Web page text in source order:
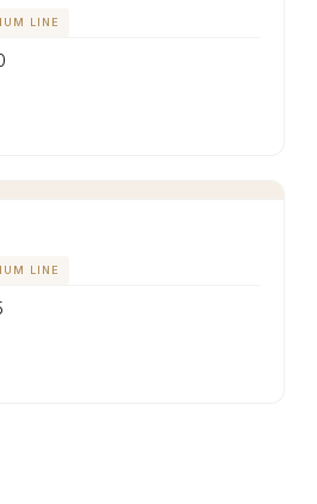
LINE
LINE